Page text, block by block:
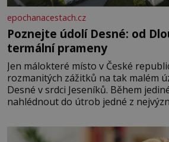
epochanacestach.cz
Poznejte údolí Desné: od
termální prameny
Jen málokteré místo v České
rozmanitých zážitků na tak malém
Desné v srdci Jeseníků. Během
nahlédnout do útrob jedné z
se na koloběžce a den zakončit
Velkých Losinách nebo v termálním